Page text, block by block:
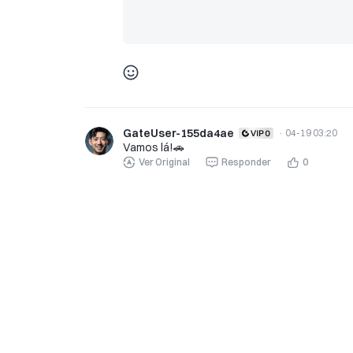
GateUser-155da4ae · 04-19 03:20
Vamos lá!🚗
Ver Original Responder 0